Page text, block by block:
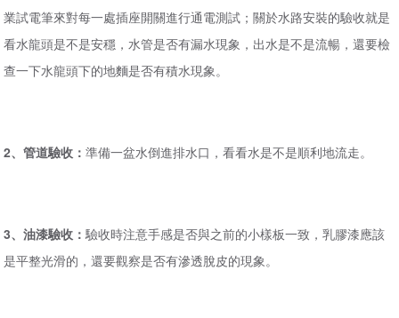
業試電筆來對每一處插座開關進行通電測試；關於水路安裝的驗收就是
看水龍頭是不是安穩，水管是否有漏水現象，出水是不是流暢，還要檢
查一下水龍頭下的地麵是否有積水現象。
2、管道驗收：準備一盆水倒進排水口，看看水是不是順利地流走。
3、油漆驗收：驗收時注意手感是否與之前的小樣板一致，乳膠漆應該
是平整光滑的，還要觀察是否有滲透脫皮的現象。